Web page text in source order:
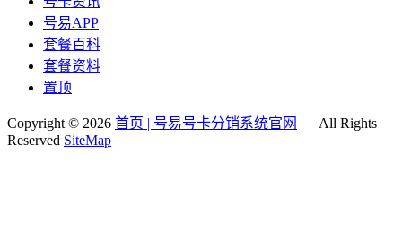
号易APP
套餐百科
套餐资料
置顶
Copyright © 2026 首页 | 号易号卡分销系统官网
All Rights
Reserved SiteMap